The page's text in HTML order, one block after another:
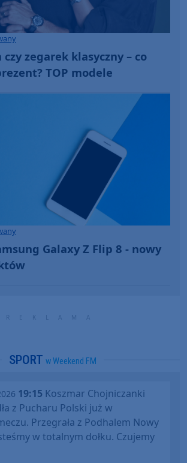
zegarek klasyczny – co
TOP modele
Galaxy Z Flip 8 - nowy
SPORT w Weekend FM
19:15 Koszmar Chojniczanki
z Pucharu Polski już w
Przegrała z Podhalem Nowy
w totalnym dołku. Czujemy